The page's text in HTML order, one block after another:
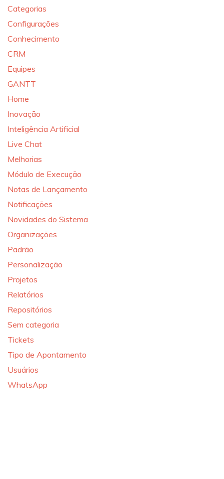
Categorias
Configurações
Conhecimento
CRM
Equipes
GANTT
Home
Inovação
Inteligência Artificial
Live Chat
Melhorias
Módulo de Execução
Notas de Lançamento
Notificações
Novidades do Sistema
Organizações
Padrão
Personalização
Projetos
Relatórios
Repositórios
Sem categoria
Tickets
Tipo de Apontamento
Usuários
WhatsApp